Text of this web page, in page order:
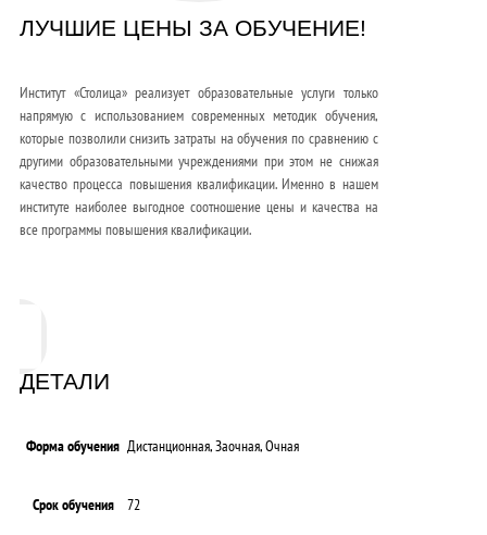
ЛУЧШИЕ ЦЕНЫ ЗА ОБУЧЕНИЕ!
Институт «Столица» реализует образовательные услуги только
напрямую с использованием современных методик обучения,
которые позволили снизить затраты на обучения по сравнению с
другими образовательными учреждениями при этом не снижая
качество процесса повышения квалификации. Именно в нашем
институте наиболее выгодное соотношение цены и качества на
все программы повышения квалификации.
ДЕТАЛИ
Форма обучения Дистанционная, Заочная, Очная
Срок обучения 72